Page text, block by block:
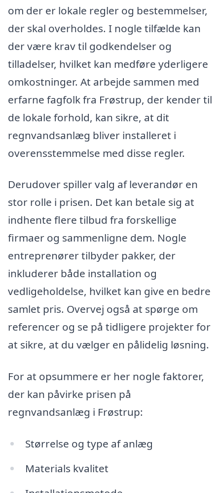
om der er lokale regler og bestemmelser,
der skal overholdes. I nogle tilfælde kan
der være krav til godkendelser og
tilladelser, hvilket kan medføre yderligere
omkostninger. At arbejde sammen med
erfarne fagfolk fra Frøstrup, der kender til
de lokale forhold, kan sikre, at dit
regnvandsanlæg bliver installeret i
overensstemmelse med disse regler.
Derudover spiller valg af leverandør en
stor rolle i prisen. Det kan betale sig at
indhente flere tilbud fra forskellige
firmaer og sammenligne dem. Nogle
entreprenører tilbyder pakker, der
inkluderer både installation og
vedligeholdelse, hvilket kan give en bedre
samlet pris. Overvej også at spørge om
referencer og se på tidligere projekter for
at sikre, at du vælger en pålidelig løsning.
For at opsummere er her nogle faktorer,
der kan påvirke prisen på
regnvandsanlæg i Frøstrup:
Størrelse og type af anlæg
Materials kvalitet